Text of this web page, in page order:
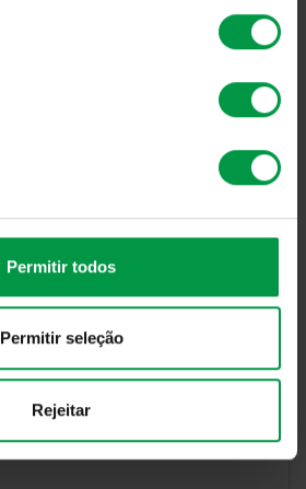
Permitir todos
Permitir seleção
Rejeitar